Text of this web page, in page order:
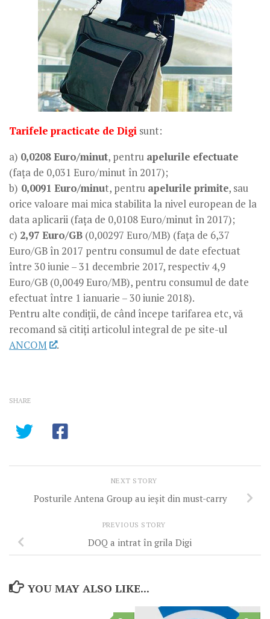
Tarifele practicate de Digi sunt:
a) 0,0208 Euro/minut, pentru apelurile efectuate
(fața de 0,031 Euro/minut în 2017);
b) 0,0091 Euro/minut, pentru apelurile primite, sau
orice valoare mai mica stabilita la nivel european de la
data aplicarii (fața de 0,0108 Euro/minut în 2017);
c) 2,97 Euro/GB (0,00297 Euro/MB) (fața de 6,37
Euro/GB în 2017 pentru consumul de date efectuat
între 30 iunie – 31 decembrie 2017, respectiv 4,9
Euro/GB (0,0049 Euro/MB), pentru consumul de date
efectuat între 1 ianuarie – 30 iunie 2018).
Pentru alte condiții, de când începe tarifarea etc, vă
recomand să citiți articolul integral de pe site-ul
ANCOM
.
SHARE
NEXT STORY
Posturile Antena Group au ieșit din must-carry
PREVIOUS STORY
DOQ a intrat în grila Digi
YOU MAY ALSO LIKE...